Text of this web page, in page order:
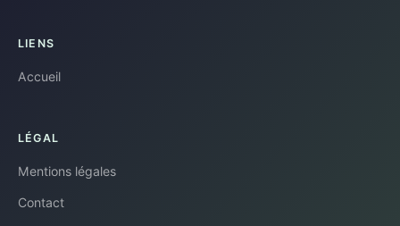
LIENS
Accueil
LÉGAL
Mentions légales
Contact